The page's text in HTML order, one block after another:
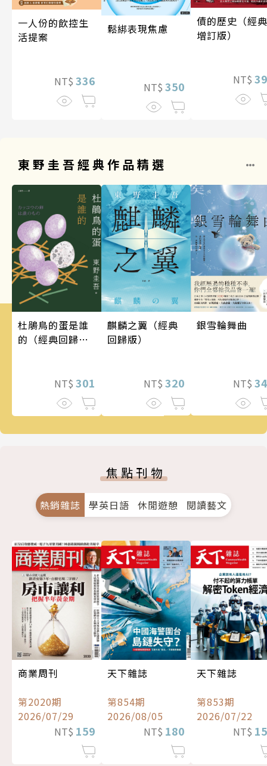
一人份的飲控生
活提案
NT$ 336
鬆綁表現焦慮
NT$ 350
債的歷史（經典
增訂版）
NT$
東野圭吾經典作品精選
杜鵑鳥的蛋是誰
的（經典回歸
NT$ 301
麒麟之翼（經典
回歸版）
NT$ 320
銀雪輪舞曲
NT$
焦點刊物
熱銷雜誌 學英日語 休閒遊憩 閱讀藝文
商業周刊
第2020期
2026/07/29
NT$ 159
天下雜誌
第854期
2026/08/05
NT$ 180
天下雜誌
第853期
2026/07/22
NT$